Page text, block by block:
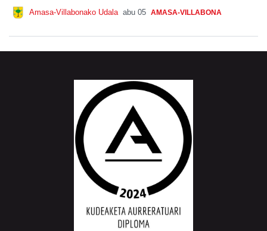
Amasa-Villabonako Udala abu 05 AMASA-VILLABONA